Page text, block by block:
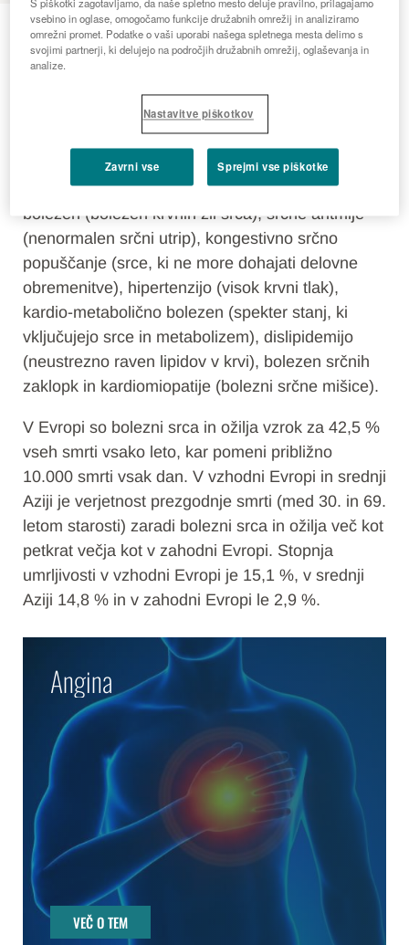
Bolezni srca in ožilja
Kardiologija je zdravstvena disciplina, ki se
osredotoča na diagnozo in zdravljenje bolezni
srca in ožilja, ki vplivajo na srce, ožilje in obtočilni
sistem. Te bolezni vključujejo koronarno srčno
bolezen (bolezen krvnih žil srca), srčne aritmije
(nenormalen srčni utrip), kongestivno srčno
popuščanje (srce, ki ne more dohajati delovne
obremenitve), hipertenzijo (visok krvni tlak),
kardio-metabolično bolezen (spekter stanj, ki
vključujejo srce in metabolizem), dislipidemijo
(neustrezno raven lipidov v krvi), bolezen srčnih
zaklopk in kardiomiopatije (bolezni srčne mišice).
V Evropi so bolezni srca in ožilja vzrok za 42,5 %
vseh smrti vsako leto, kar pomeni približno
10.000 smrti vsak dan. V vzhodni Evropi in srednji
Aziji je verjetnost prezgodnje smrti (med 30. in 69.
letom starosti) zaradi bolezni srca in ožilja več kot
petkrat večja kot v zahodni Evropi. Stopnja
umrljivosti v vzhodni Evropi je 15,1 %, v srednji
Aziji 14,8 % in v zahodni Evropi le 2,9 %.
Angina
VEČ O TEM
S piškotki zagotavljamo, da naše spletno mesto deluje pravilno, prilagajamo
vsebino in oglase, omogočamo funkcije družabnih omrežij in analiziramo
omrežni promet. Podatke o vaši uporabi našega spletnega mesta delimo s
svojimi partnerji, ki delujejo na področjih družabnih omrežij, oglaševanja in
analize.
Nastavitve piškotkov
Zavrni vse Sprejmi vse piškotke